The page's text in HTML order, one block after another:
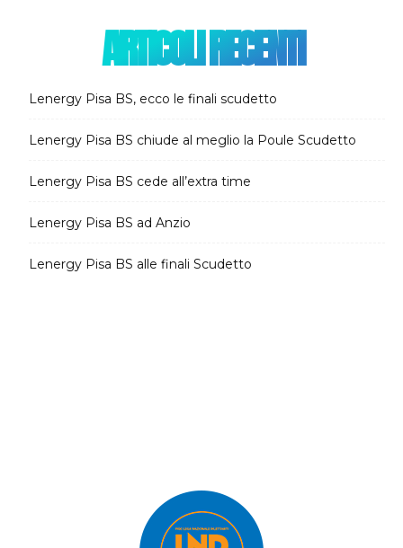
ARTICOLI RECENTI
Lenergy Pisa BS, ecco le finali scudetto
Lenergy Pisa BS chiude al meglio la Poule Scudetto
Lenergy Pisa BS cede all’extra time
Lenergy Pisa BS ad Anzio
Lenergy Pisa BS alle finali Scudetto